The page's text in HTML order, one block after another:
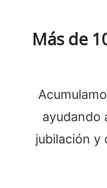
Más de
ayudando
jubilación y